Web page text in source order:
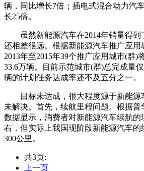
辆，同比增长7倍；插电式混合动力汽
长25倍。
虽然新能源汽车在2014年销量得到
还相差很远。根据新能源汽车推广应用
2013年至2015年39个推广应用城市(群)
33.6万辆。目前示范城市(群)总完成量
辆的计划任务达成率还不及五分之一。
目标未达成，很大程度源于新能源
未解决。首先，续航里程问题。根据
数据显示，消费者对新能源汽车续航的
右，但实际上我国现阶段新能源汽车的
300公里。
共3页:
上一页